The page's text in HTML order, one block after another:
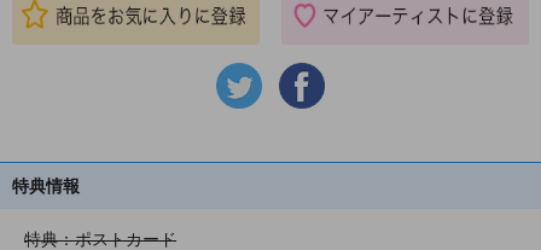
特典情報
特典：ポストカード